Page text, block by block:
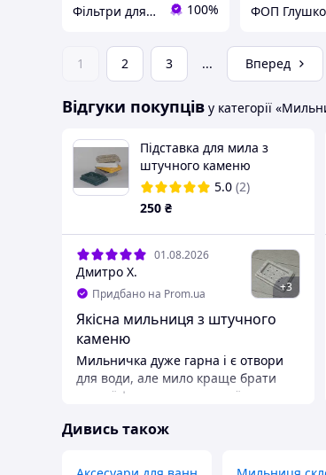
Фільтри для води Осмос Глечики Картриджі 100%
1 2 3 ... Вперед
Відгуки покупців у категорії
Підставка для мила з
штучного каменю
(мильниця) 5.0 (2)
250 ₴
01.08.2026
Дмитро Х.
Придбано на Prom.ua +3
Якісна мильниця з штучного
каменю
Мильничка дуже гарна і є отвори
для води, але мило краще брати
схожої форми прямокутної, чисто
Задоволена покупкою Матеріал
Дивись також